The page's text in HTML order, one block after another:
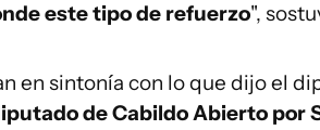
este tipo de refuerzo",
en sintonía con lo que dijo el
de Cabildo Abierto por